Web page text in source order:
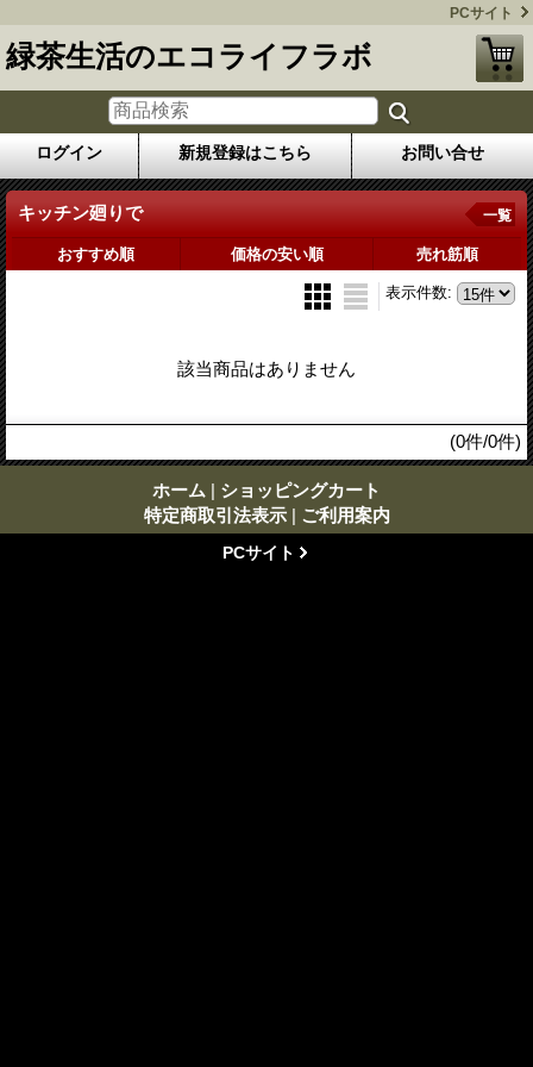
PCサイト
緑茶生活のエコライフラボ
ログイン 新規登録はこちら お問い合せ
キッチン廻りで 一覧
おすすめ順 価格の安い順 売れ筋順
表示件数:
該当商品はありません
(0件/0件)
ホーム | ショッピングカート
特定商取引法表示 | ご利用案内
PCサイト